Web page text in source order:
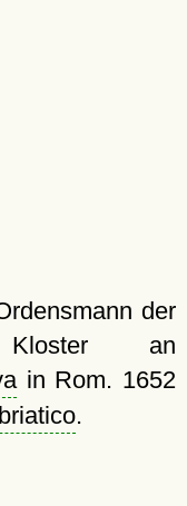
der
an
in Rom. 1652
.